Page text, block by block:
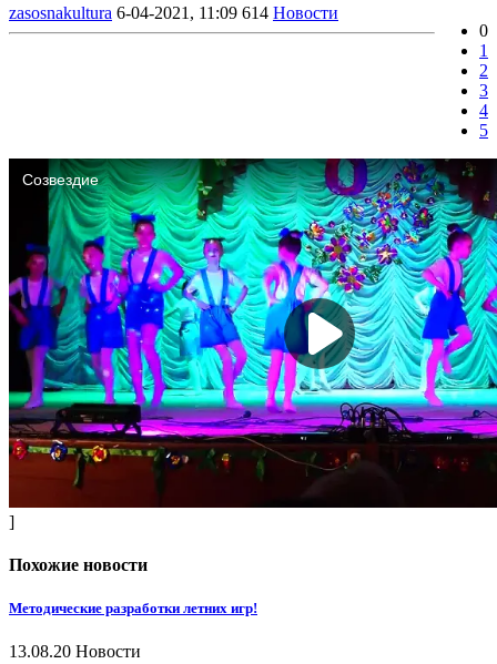
zasosnakultura 6-04-2021, 11:09 614 Новости
0
1
2
3
4
5
]
Похожие новости
Методические разработки летних игр!
13.08.20 Новости